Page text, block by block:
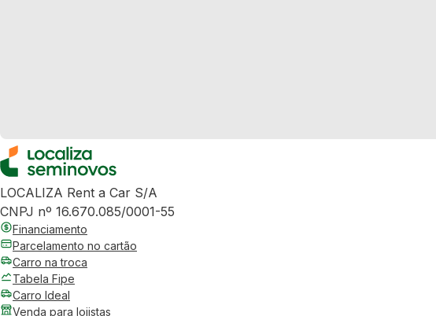
LOCALIZA Rent a Car S/A
CNPJ nº 16.670.085/0001-55
Financiamento
Parcelamento no cartão
Carro na troca
Tabela Fipe
Carro Ideal
Venda para lojistas